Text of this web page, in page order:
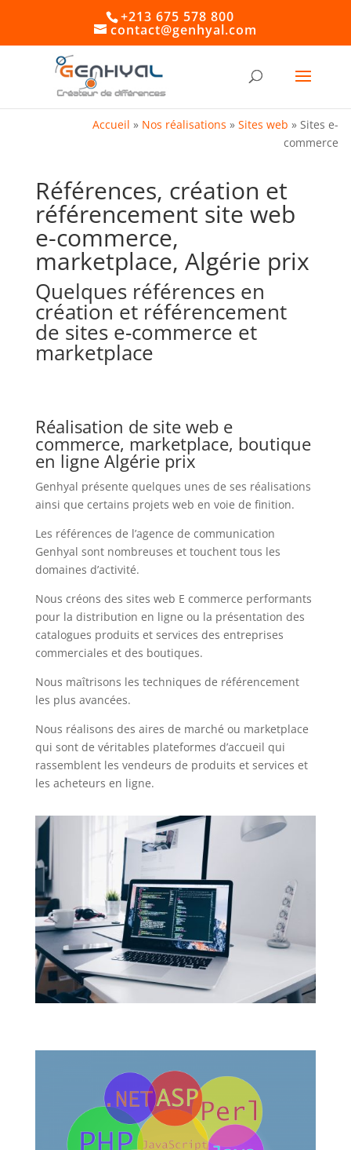
+213 675 578 800
contact@genhyal.com
Accueil » Nos réalisations »Sites web »Sites e-
commerce
Références, création et
référencement site web
e-commerce,
marketplace, Algérie prix
Quelques références en
création et référencement
de sites e-commerce et
marketplace
Réalisation de site web e
commerce, marketplace, boutique
en ligne Algérie prix
Genhyal présente quelques unes de ses réalisations
ainsi que certains projets web en voie de finition.
Les références de l’agence de communication
Genhyal sont nombreuses et touchent tous les
domaines d’activité.
Nous créons des sites web E commerce performants
pour la distribution en ligne ou la présentation des
catalogues produits et services des entreprises
commerciales et des boutiques.
Nous maîtrisons les techniques de référencement
les plus avancées.
Nous réalisons des aires de marché ou marketplace
qui sont de véritables plateformes d’accueil qui
rassemblent les vendeurs de produits et services et
les acheteurs en ligne.